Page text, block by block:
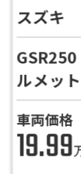
スズキ
ルメッ
車両価格
19.99